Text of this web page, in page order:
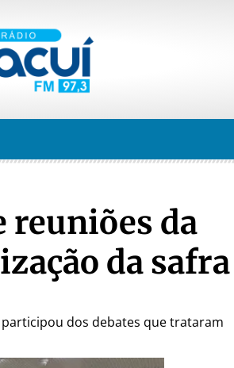
reuniões da
da safra
dos debates que trataram